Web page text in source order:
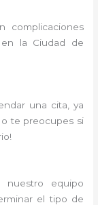
complicaciones
la Ciudad de
una cita, ya
te preocupes si
equipo
el tipo de